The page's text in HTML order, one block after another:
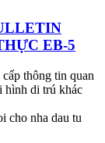
EB-5
thông tin quan
hình di trú khác